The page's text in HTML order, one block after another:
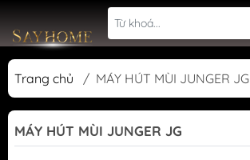
Trang chủ / MÁY HÚT MÙI JUNGER JG
MÁY HÚT MÙI JUNGER JG